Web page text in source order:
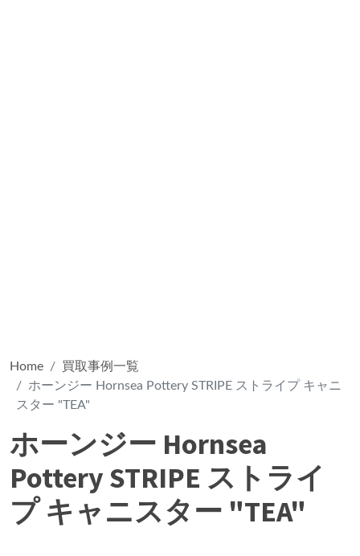
Home
買取事例一覧
ホーンジー Hornsea Pottery STRIPE ストライプ キャニ
スター "TEA"
ホーンジー Hornsea
Pottery STRIPE ストライ
プ キャニスター "TEA"